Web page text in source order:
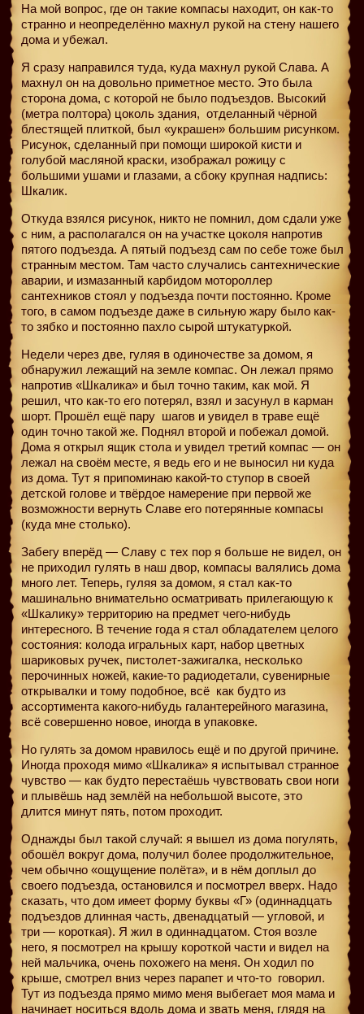
На мой вопрос, где он такие компасы находит, он как-то
странно и неопределённо махнул рукой на стену нашего
дома и убежал.
Я сразу направился туда, куда махнул рукой Слава. А
махнул он на довольно приметное место. Это была
сторона дома, с которой не было подъездов. Высокий
(метра полтора) цоколь здания, отделанный чёрной
блестящей плиткой, был «украшен» большим рисунком.
Рисунок, сделанный при помощи широкой кисти и
голубой масляной краски, изображал рожицу с
большими ушами и глазами, а сбоку крупная надпись:
Шкалик.
Откуда взялся рисунок, никто не помнил, дом сдали уже
с ним, а располагался он на участке цоколя напротив
пятого подъезда. А пятый подъезд сам по себе тоже был
странным местом. Там часто случались сантехнические
аварии, и измазанный карбидом мотороллер
сантехников стоял у подъезда почти постоянно. Кроме
того, в самом подъезде даже в сильную жару было как-
то зябко и постоянно пахло сырой штукатуркой.
Недели через две, гуляя в одиночестве за домом, я
обнаружил лежащий на земле компас. Он лежал прямо
напротив «Шкалика» и был точно таким, как мой. Я
решил, что как-то его потерял, взял и засунул в карман
шорт. Прошёл ещё пару шагов и увидел в траве ещё
один точно такой же. Поднял второй и побежал домой.
Дома я открыл ящик стола и увидел третий компас — он
лежал на своём месте, я ведь его и не выносил ни куда
из дома. Тут я припоминаю какой-то ступор в своей
детской голове и твёрдое намерение при первой же
возможности вернуть Славе его потерянные компасы
(куда мне столько).
Забегу вперёд — Славу с тех пор я больше не видел, он
не приходил гулять в наш двор, компасы валялись дома
много лет. Теперь, гуляя за домом, я стал как-то
машинально внимательно осматривать прилегающую к
«Шкалику» территорию на предмет чего-нибудь
интересного. В течение года я стал обладателем целого
состояния: колода игральных карт, набор цветных
шариковых ручек, пистолет-зажигалка, несколько
перочинных ножей, какие-то радиодетали, сувенирные
открывалки и тому подобное, всё как будто из
ассортимента какого-нибудь галантерейного магазина,
всё совершенно новое, иногда в упаковке.
Но гулять за домом нравилось ещё и по другой причине.
Иногда проходя мимо «Шкалика» я испытывал странное
чувство — как будто перестаёшь чувствовать свои ноги
и плывёшь над землёй на небольшой высоте, это
длится минут пять, потом проходит.
Однажды был такой случай: я вышел из дома погулять,
обошёл вокруг дома, получил более продолжительное,
чем обычно «ощущение полёта», и в нём доплыл до
своего подъезда, остановился и посмотрел вверх. Надо
сказать, что дом имеет форму буквы «Г» (одиннадцать
подъездов длинная часть, двенадцатый — угловой, и
три — короткая). Я жил в одиннадцатом. Стоя возле
него, я посмотрел на крышу короткой части и видел на
ней мальчика, очень похожего на меня. Он ходил по
крыше, смотрел вниз через парапет и что-то говорил.
Тут из подъезда прямо мимо меня выбегает моя мама и
начинает носиться вдоль дома и звать меня, глядя на